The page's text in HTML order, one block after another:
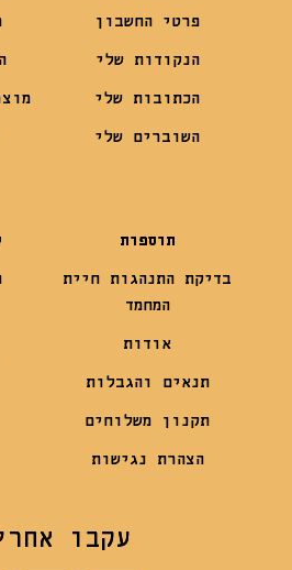
פרטי החשבון
הנקודות שלי
הכתובות שלי
השוברים שלי
תוספות
בדיקת התנהגות חיית
המחמד
אודות
תנאים והגבלות
תקנון משלוחים
הצהרת נגישות
עקבו